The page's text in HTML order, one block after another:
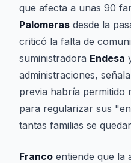
que afecta a unas 90
Palomeras desde la
criticó la falta de
suministradora Endesa
administraciones,
previa habría permitido
para regularizar sus
tantas familias se
Franco entiende que la